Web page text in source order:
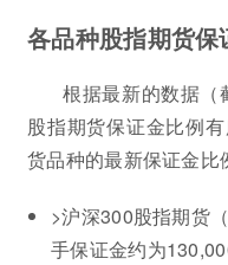
各品种股指期货保
根据最新的数据（
股指期货保证金比例
货品种的最新保证金比
>沪深300股指期货
手保证金约为